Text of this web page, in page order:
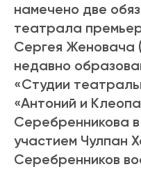
намечено две
театрала
Сергея Женовача
недавно
«Студии
«Антоний и
Серебренникова
участием Чулпан
Серебренников